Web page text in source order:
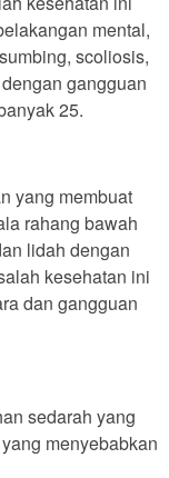
mental,
scoliosis,
gangguan
25.
yang membuat
rahang bawah
lidah dengan
kesehatan ini
dan gangguan
sedarah yang
menyebabkan